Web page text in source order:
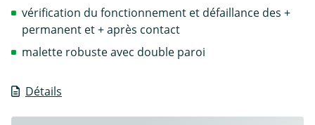
Détails
vérification du fonctionnement et défaillance des +
permanent et + après contact
malette robuste avec double paroi